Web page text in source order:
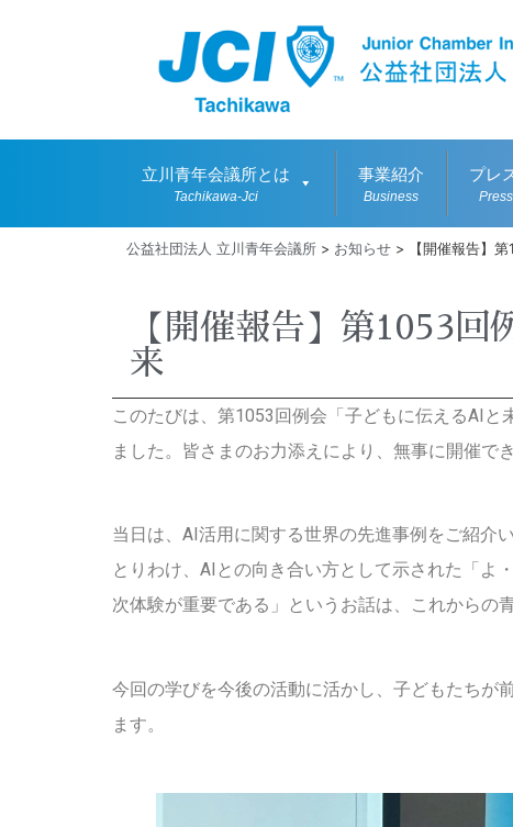
立川青年会議所とは
Tachikawa-Jci
事業紹介
Business
プレ
公益社団法人 立川青年会議所> お知らせ> 【開催報告】
【開催報告】第1053
来
このたびは、第1053回例会「子どもに伝えるAI
ました。皆さまのお力添えにより、無事に開催で
当日は、AI活用に関する世界の先進事例をご紹介
とりわけ、AIとの向き合い方として示された「よ
次体験が重要である」というお話は、これからの
今回の学びを今後の活動に活かし、子どもたちが
ます。